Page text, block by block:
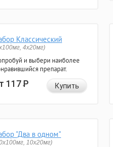
Классический
4x20мг)
и выбери наиболее
препарат.
117Р Купить
"Два в одном"
10x20мг)